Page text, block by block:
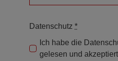
Datenschutz *
Ich habe die
gelesen und